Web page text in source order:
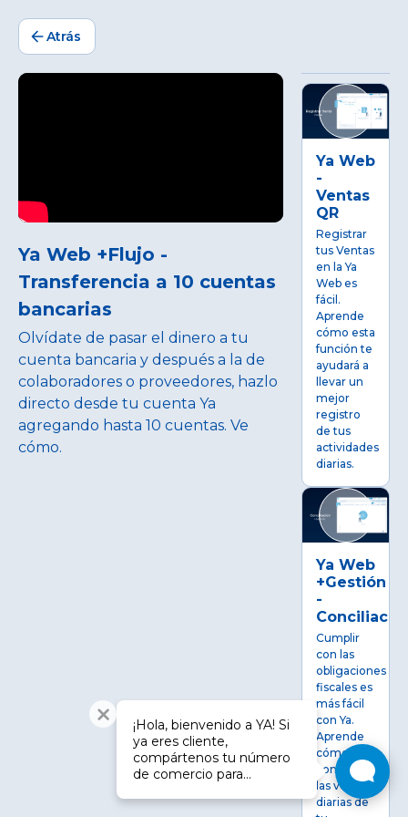
Atrás
Ya Web +Flujo -
Transferencia a 10 cuentas
bancarias
Olvídate de pasar el dinero a tu
cuenta bancaria y después a la de
colaboradores o proveedores, hazlo
directo desde tu cuenta Ya
agregando hasta 10 cuentas. Ve
cómo.
Ya Web
-
Ventas
QR
Registrar
tus Ventas
en la Ya
Web es
fácil.
Aprende
cómo esta
función te
ayudará a
llevar un
mejor
registro
de tus
actividades
diarias.
Ya Web
+Gestión
-
Cumplir
con las
obligaciones
fiscales es
más fácil
con Ya.
Aprende
cómo
conciliar
las ventas
diarias de
¡Hola, bienvenido a YA! Si
ya eres cliente,
compártenos tu número
de comercio para
más ágil. Si aún no lo eres,